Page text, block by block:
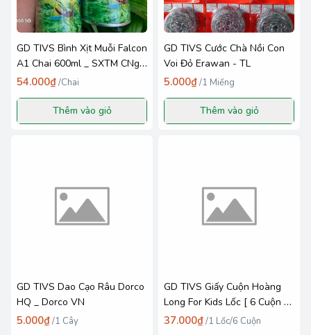
GD TIVS Bình Xịt Muỗi Falcon
A1 Chai 600ml _ SXTM CNg
AVal
54.000₫/Chai
Thêm vào giỏ
GD TIVS Cước Chà Nồi Con
Voi Đỏ Erawan - TL
5.000₫/1 Miếng
Thêm vào giỏ
GD TIVS Dao Cạo Râu Dorco
HQ _ Dorco VN
5.000₫/1 Cây
GD TIVS Giấy Cuộn Hoàng
Long For Kids Lốc [ 6 Cuộn *
98 Sheet ] - NPP Trần Văn
37.000₫/1 Lốc/6 Cuộn